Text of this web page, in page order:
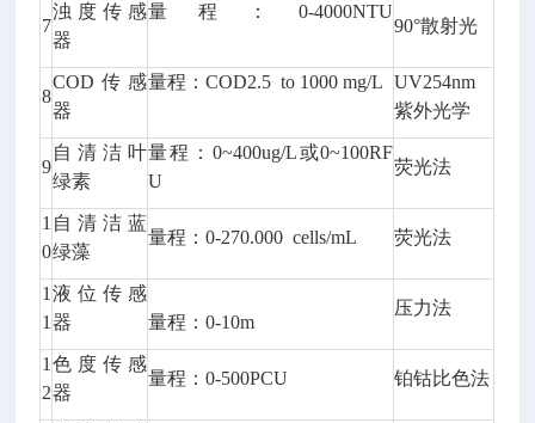
7
浊度传感
器
量程：0-4000NTU
90°散射光
8
COD传感
器
量程：COD2.5 to 1000 mg/L
UV254nm
紫外光学
9
自清洁叶
绿素
量程：0~400ug/L或0~100RF
U
荧光法
1
0
自清洁蓝
绿藻
量程：0-270.000 cells/mL 荧光法
1
1
液位传感
器
量程：0-10m
压力法
1
2
色度传感
器
量程：0-500PCU 铂钴比色法